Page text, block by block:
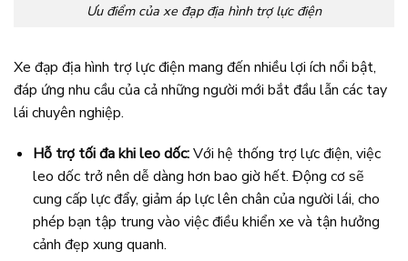
Ưu điểm của xe đạp địa hình trợ lực điện
Xe đạp địa hình trợ lực điện mang đến nhiều lợi ích nổi bật,
đáp ứng nhu cầu của cả những người mới bắt đầu lẫn các tay
lái chuyên nghiệp.
Hỗ trợ tối đa khi leo dốc:Với hệ thống trợ lực điện, việc
leo dốc trở nên dễ dàng hơn bao giờ hết. Động cơ sẽ
cung cấp lực đẩy, giảm áp lực lên chân của người lái, cho
phép bạn tập trung vào việc điều khiển xe và tận hưởng
cảnh đẹp xung quanh.